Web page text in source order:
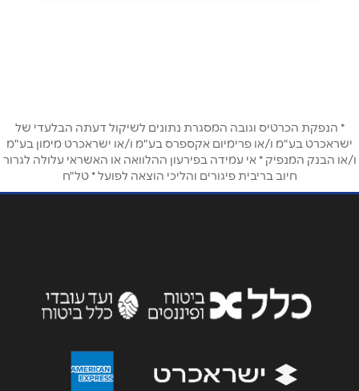
טלפון*
אימייל *
הודעה*
* הנפקת הכרטיס וגובה המסגרת נתונים לשיקול דעתה הבלעדי של
ישראכרט בע"מ ו/או פרימיום אקספרס בע"מ ו/או ישראכרט מימון בע"מ
ו/או הבנק המנפיק * אי עמידה בפירעון ההלוואה או האשראי עלולה לגרור
חיוב בריבית פיגורים והליכי הוצאה לפועל * טל"ח